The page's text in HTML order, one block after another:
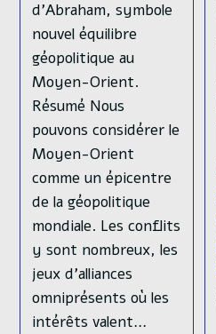
d’Abraham, symbole
nouvel équilibre
géopolitique au
Moyen-Orient.
Résumé Nous
pouvons considérer le
Moyen-Orient
comme un épicentre
de la géopolitique
mondiale. Les conflits
y sont nombreux, les
jeux d’alliances
omniprésents où les
intérêts valent…